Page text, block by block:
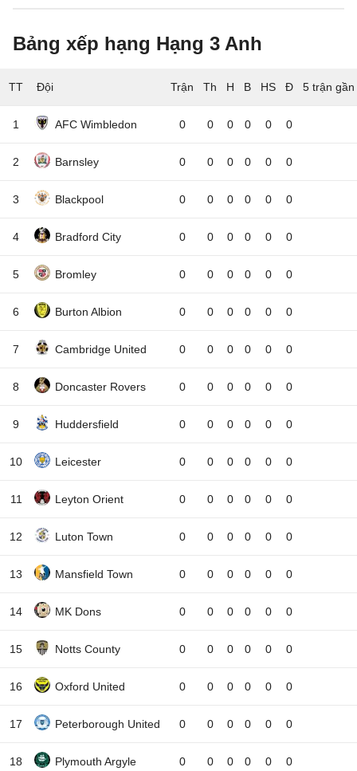
Bảng xếp hạng Hạng 3 Anh
TT Đội 5 trận gần
1 AFC Wimbledon 0 0 0 0 0 0
2 Barnsley 0 0 0 0 0 0
3 Blackpool 0 0 0 0 0 0
4 Bradford City 0 0 0 0 0 0
5 Bromley 0 0 0 0 0 0
6 Burton Albion 0 0 0 0 0 0
7 Cambridge United 0 0 0 0 0 0
8 Doncaster Rovers 0 0 0 0 0 0
9 Huddersfield 0 0 0 0 0 0
10 Leicester 0 0 0 0 0 0
11 Leyton Orient 0 0 0 0 0 0
12 Luton Town 0 0 0 0 0 0
13 Mansfield Town 0 0 0 0 0 0
14 MK Dons 0 0 0 0 0 0
15 Notts County 0 0 0 0 0 0
16 Oxford United 0 0 0 0 0 0
17 Peterborough United 0 0 0 0 0 0
18 Plymouth Argyle 0 0 0 0 0 0